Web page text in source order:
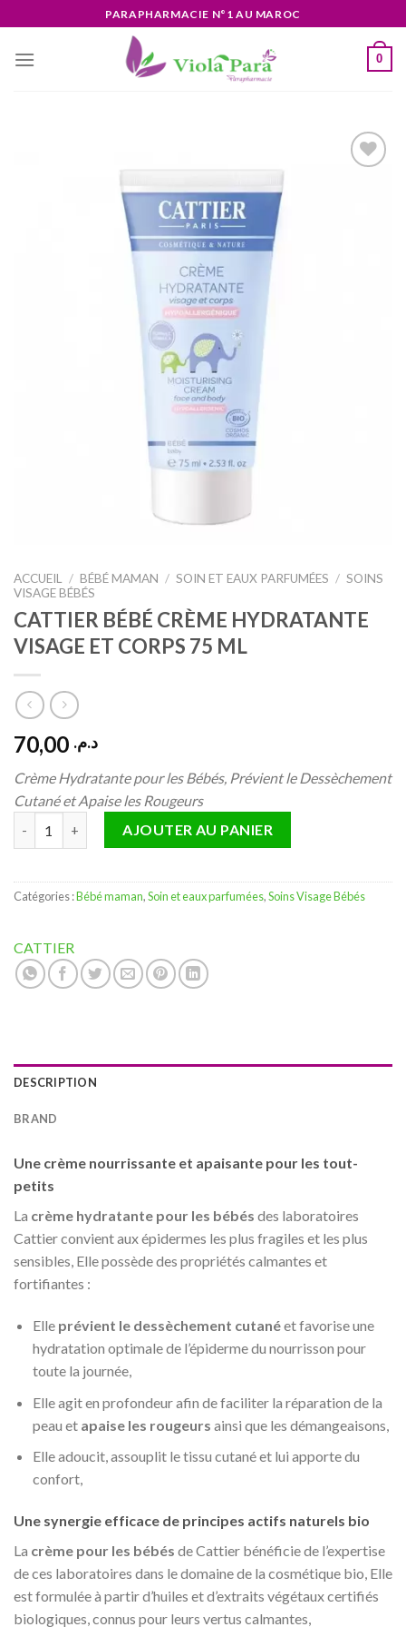
to
content
PARAPHARMACIE N°1 AU MAROC
0
ACCUEIL / BÉBÉ MAMAN / SOIN ET EAUX PARFUMÉES / SOINS
VISAGE BÉBÉS
CATTIER BÉBÉ CRÈME HYDRATANTE
VISAGE ET CORPS 75 ML
د.م.
Crème Hydratante pour les Bébés, Prévient le Dessèchement
Cutané et Apaise les Rougeurs
AJOUTER AU PANIER
Catégories :Bébé maman,Soin et eaux parfumées,Soins Visage Bébés
CATTIER
DESCRIPTION
BRAND
Une crème nourrissante et apaisante pour les tout-
petits
La crème hydratante pour les bébés des laboratoires
Cattier convient aux épidermes les plus fragiles et les plus
sensibles, Elle possède des propriétés calmantes et
fortifiantes :
Elle prévient le dessèchement cutanéet favorise une
hydratation optimale de l’épiderme du nourrisson pour
toute la journée,
Elle agit en profondeur afin de faciliter la réparation de la
peau et apaise les rougeurs ainsi que les démangeaisons,
Elle adoucit, assouplit le tissu cutané et lui apporte du
confort,
Une synergie efficace de principes actifs naturels bio
La crème pour les bébés de Cattier bénéficie de l’expertise
de ces laboratoires dans le domaine de la cosmétique bio, Elle
est formulée à partir d’huiles et d’extraits végétaux certifiés
biologiques, connus pour leurs vertus calmantes,